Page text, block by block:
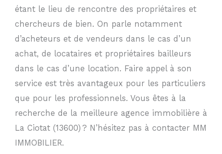
étant le lieu de rencontre des propriétaires et
chercheurs de bien. On parle notamment
d’acheteurs et de vendeurs dans le cas d’un
achat, de locataires et propriétaires bailleurs
dans le cas d’une location. Faire appel à son
service est très avantageux pour les particuliers
que pour les professionnels. Vous êtes à la
recherche de la meilleure agence immobilière à
La Ciotat (13600) ? N’hésitez pas à contacter MM
IMMOBILIER.